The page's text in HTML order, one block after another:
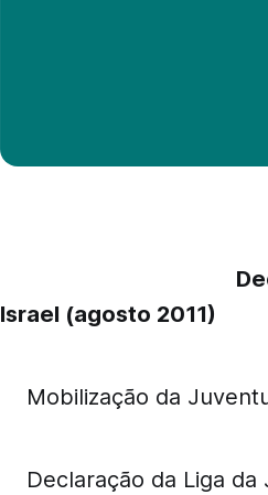
Israel (agosto 2011)
Mobilização da
Declaração da Liga